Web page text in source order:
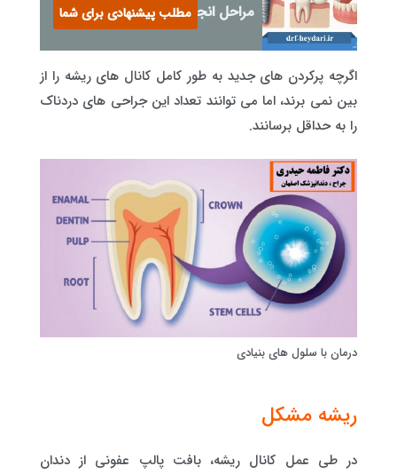
مراحل انجام ایمپلنت دندان
مطلب پیشنهادی برای شما
اگرچه پرکردن های جدید به طور کامل کانال های ریشه را از
بین نمی برند، اما می توانند تعداد این جراحی های دردناک
را به حداقل برسانند.
درمان با سلول های بنیادی
ریشه مشکل
در طی عمل کانال ریشه، بافت پالپ عفونی از دندان